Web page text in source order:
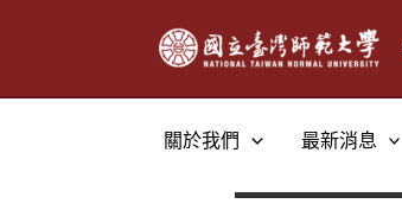
關於我們 最新消息